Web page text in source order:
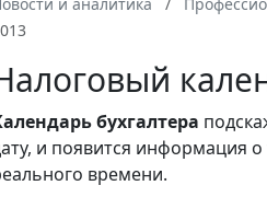
бухгалтера
и появится информация
времени.